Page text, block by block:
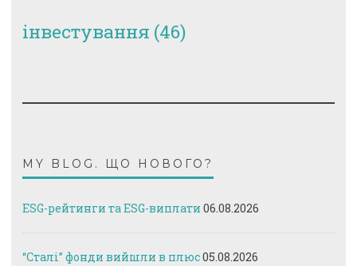
інвестування (46)
MY BLOG. ЩО НОВОГО?
ESG-рейтинги та ESG-виплати 06.08.2026
“Сталі” фонди вийшли в плюс05.08.2026